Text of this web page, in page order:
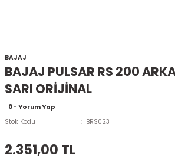
BAJAJ
BAJAJ PULSAR RS 200
SARI ORİJİNAL
0 - Yorum Yap
Stok Kodu
BRS023
2.351,00 TL